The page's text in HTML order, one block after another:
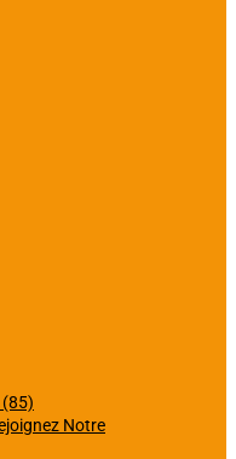
(85)
Notre